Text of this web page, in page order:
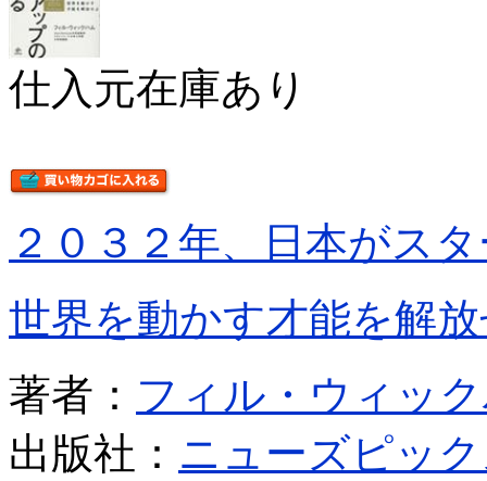
仕入元在庫あり
２０３２年、日本がス
世界を動かす才能を解
著者： フィル・ウィッ
出版社： ニューズピッ